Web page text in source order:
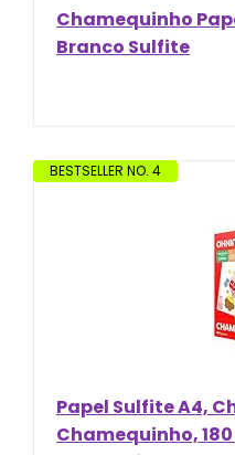
Chamequinho
Branco Sulfite
BESTSELLER NO. 4
Papel Sulfite A4,
Chamequinho,